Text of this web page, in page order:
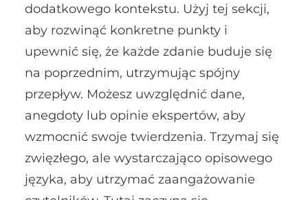
dodatkowego kontekstu. Użyj tej sekcji,
aby rozwinąć konkretne punkty i
upewnić się, że każde zdanie buduje się
na poprzednim, utrzymując spójny
przepływ. Możesz uwzględnić dane,
anegdoty lub opinie ekspertów, aby
wzmocnić swoje twierdzenia. Trzymaj się
zwięzłego, ale wystarczająco opisowego
języka, aby utrzymać zaangażowanie